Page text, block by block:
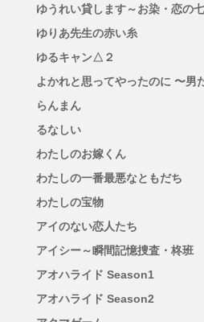
ゆうれい貸します～お染・恋の
ゆりあ先生の赤い糸
ゆるキャン△２
よかれと思ってやったのに 〜男
らんまん
るなしい
わたしのお嫁くん
わたしの一番最悪なともだち
わたしの宝物
アイのない恋人たち
アイシー～瞬間記憶捜査・柊班
アオハライド Season1
アオハライド Season2